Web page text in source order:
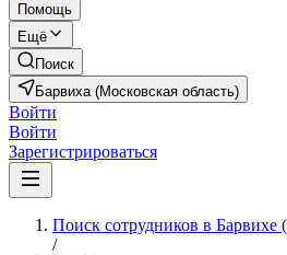
Помощь
Ещё
Поиск
Барвиха (Московская область)
Войти
Войти
Зарегистрироваться
Поиск сотрудников в Барвихе
/